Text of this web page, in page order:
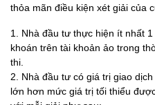
thỏa mãn điều kiện xét giải của
1. Nhà đầu tư thực hiện ít nhất
khoán trên tài khoản ảo trong
thi.
2. Nhà đầu tư có giá trị giao
lớn hơn mức giá trị tối thiểu